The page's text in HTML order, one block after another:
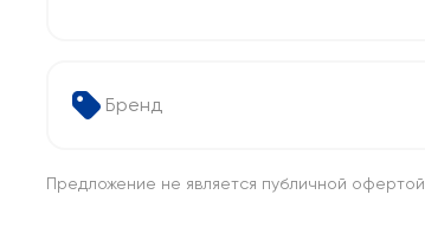
Бренд
Предложение не является публичной офертой